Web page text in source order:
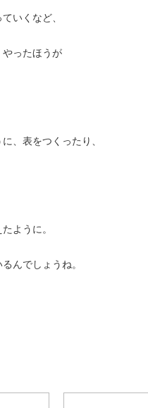
いくなど、
ったほうが
、表をつくったり、
ように。
んでしょうね。